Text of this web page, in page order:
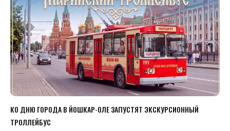
КО ДНЮ ГОРОДА В ЙОШКАР-ОЛЕ ЗАПУСТЯТ ЭКСКУРСИОННЫЙ
ТРОЛЛЕЙБУС